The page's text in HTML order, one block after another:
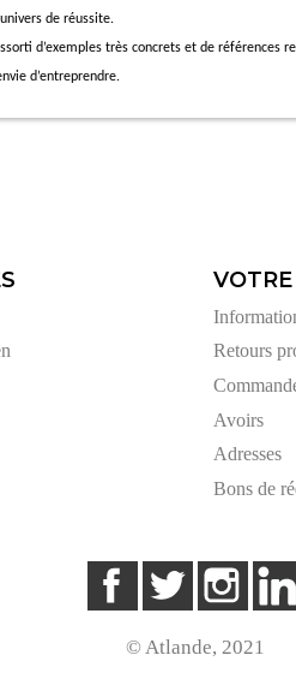
de réussite.
d’exemples très concrets et de références
d’entreprendre.
Retours
Avoirs
Adresses
Bons de
FacebookTwitter
© Atlande, 2021